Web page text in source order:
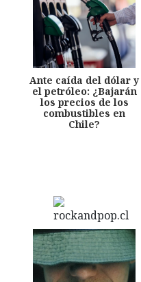
Ante caída del dólar y
el petróleo: ¿Bajarán
los precios de los
combustibles en
Chile?